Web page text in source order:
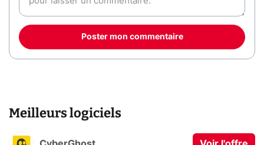
Poster mon commentaire
Meilleurs logiciels